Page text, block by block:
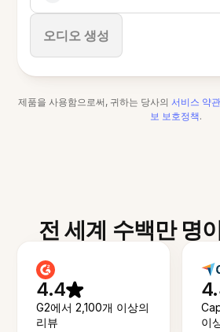
오디오 생성
중지
제품을 사용함으로써, 귀하는 당사의 서비스 약관
보 보호정책.
전 세계 수백만 명
4.4
G2에서 2,100개 이상의
리뷰
이